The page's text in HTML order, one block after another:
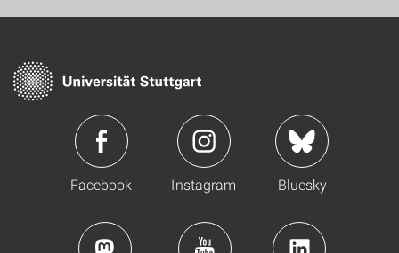
Facebook Instagram Bluesky